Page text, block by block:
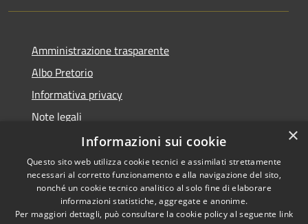
Amministrazione trasparente
Albo Pretorio
Informativa privacy
Note legali
Dichiarazione di accessibilità
RSS
Copyright © 2026 • Comune di
×
Informazioni sui cookie
Questo sito web utilizza cookie tecnici e assimilati strettamente
necessari al corretto funzionamento e alla navigazione del sito,
nonché un cookie tecnico analitico al solo fine di elaborare
informazioni statistiche, aggregate e anonime.
Per maggiori dettagli, può consultare la cookie policy al seguente link